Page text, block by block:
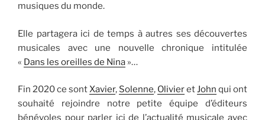
musiques du monde.
Elle partagera ici de temps à autres ses découvertes
musicales avec une nouvelle chronique intitulée
« Dans les oreilles de Nina »…
Fin 2020 ce sontXavier, Solenne, OlivieretJohn qui ont
souhaité rejoindre notre petite équipe d’éditeurs
bénévoles pour parler ici de l’actualité musicale avec